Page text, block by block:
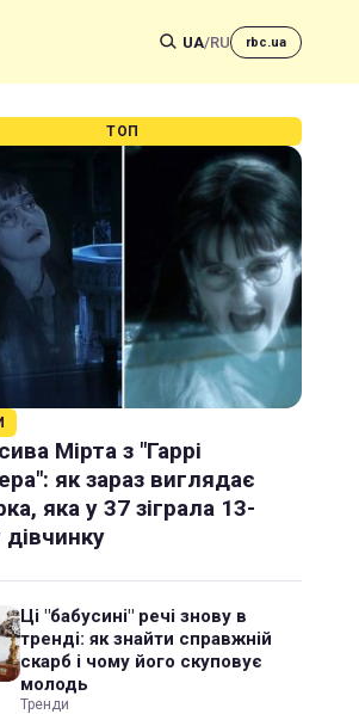
UA/RU rbc.ua
ТОП
Мірта з "Гаррі
як зараз виглядає
яка у 37 зіграла 13-
дівчинку
Ці "бабусині" речі знову в
тренді: як знайти справжній
скарб і чому його скуповує
молодь
Тренди